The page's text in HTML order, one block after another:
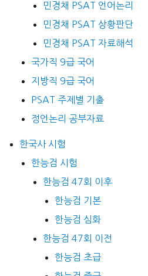
민경채 PSAT 언어논리
민경채 PSAT 상황판단
민경채 PSAT 자료해석
국가직 9급 국어
지방직 9급 국어
PSAT 주제별 기출
정언논리 공부자료
한국사 시험
한능검 시험
한능검 47회 이후
한능검 기본
한능검 심화
한능검 47회 이전
한능검 초급